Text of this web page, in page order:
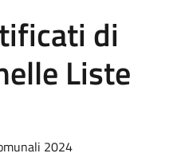
di
Liste
2024